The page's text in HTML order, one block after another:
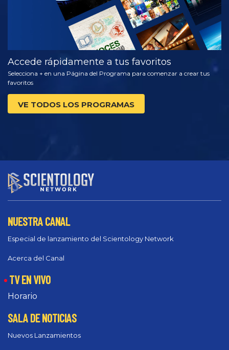
Accede rápidamente a tus favoritos
Selecciona + en una Página del Programa para comenzar a crear tus
favoritos
VE TODOS LOS PROGRAMAS
NUESTRA CANAL
Especial de lanzamiento del Scientology Network
Acerca del Canal
TV EN VIVO
Horario
SALA DE NOTICIAS
Nuevos Lanzamientos